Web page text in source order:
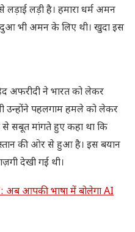
लड़ी है। हमारा धर्म अमन
दुआ भी अमन के लिए थी। खुदा इस
अफरीदी ने भारत को लेकर
उन्होंने पहलगाम हमले को लेकर
सबूत मांगते हुए कहा था कि
की ओर से हुआ है। इस बयान
देखी गई थी।
अब आपकी भाषा में बोलेगा AI